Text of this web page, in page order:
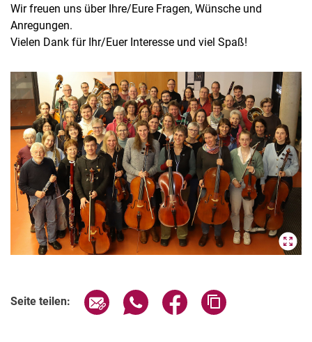
Wir freuen uns über Ihre/Eure Fragen, Wünsche und
Anregungen.
Vielen Dank für Ihr/Euer Interesse und viel Spaß!
Seite teilen: Seite über E-Mail teilen
Seite über WhatsApp teilen
Seite über Facebook